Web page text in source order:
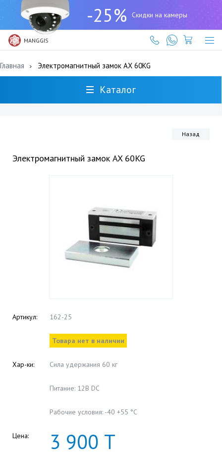
-25% Скидки на камеры
MANGGIS
(727)
317-
61-
61
Главная Электромагнитный замок AX 60KG
Каталог
Назад
Электромагнитный замок AX 60KG
Артикул: 162-25
Товара нет в наличии
Хар-ки: Сила удержания 60 кг
Питание: 12В DC
Рабочие условия: -40 +55 °С
Цена: 3 900 Т